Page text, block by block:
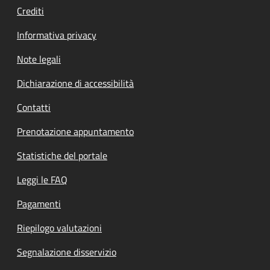
Crediti
Informativa privacy
Note legali
Dichiarazione di accessibilità
Contatti
Prenotazione appuntamento
Statistiche del portale
Leggi le FAQ
Pagamenti
Riepilogo valutazioni
Segnalazione disservizio